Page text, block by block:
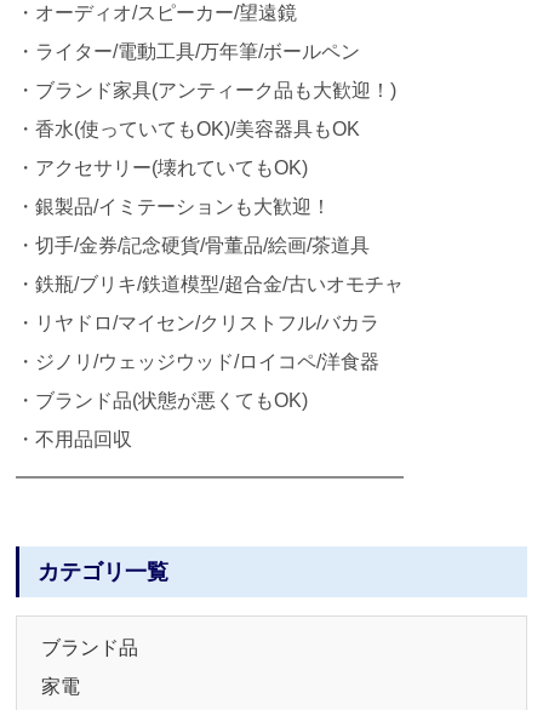
・オーディオ/スピーカー/望遠鏡
・ライター/電動工具/万年筆/ボールペン
・ブランド家具(アンティーク品も大歓迎！)
・香水(使っていてもOK)/美容器具もOK
・アクセサリー(壊れていてもOK)
・銀製品/イミテーションも大歓迎！
・切手/金券/記念硬貨/骨董品/絵画/茶道具
・鉄瓶/ブリキ/鉄道模型/超合金/古いオモチャ
・リヤドロ/マイセン/クリストフル/バカラ
・ジノリ/ウェッジウッド/ロイコペ/洋食器
・ブランド品(状態が悪くてもOK)
・不用品回収
━━━━━━━━━━━━━━━━━━━━
カテゴリ一覧
ブランド品
家電